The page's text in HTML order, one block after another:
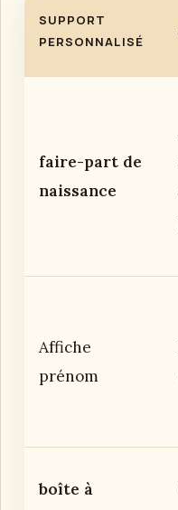
SUPPORT
PERSONNALISÉ
faire-part de
naissance
Affiche
prénom
boîte à